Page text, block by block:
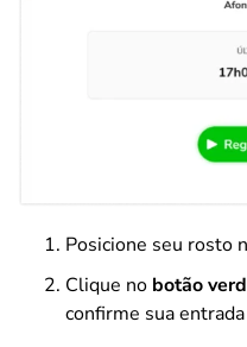
Posicione seu rosto
Clique no botão
confirme sua